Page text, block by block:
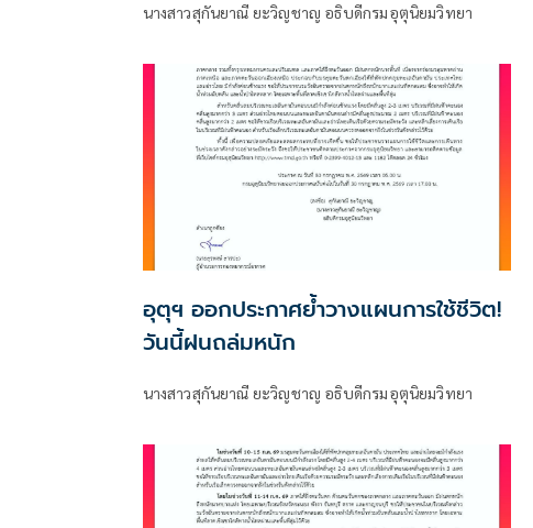
นางสาวสุกันยาณี ยะวิญชาญ อธิบดีกรมอุตุนิยมวิทยา
อุตุฯ ออกประกาศย้ำวางแผนการใช้ชีวิต!
วันนี้ฝนถล่มหนัก
นางสาวสุกันยาณี ยะวิญชาญ อธิบดีกรมอุตุนิยมวิทยา